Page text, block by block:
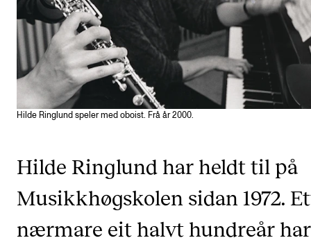
VERKTØY OG HJELP
IT og digitale tjenester
Canvas
Innkjøp og økonomi
UNDERVISNING OG STUDENTSTØTTE
Hilde Ringlund speler med oboist. Frå år 2000.
Hilde Ringlund har heldt til på
Musikkhøgskolen sidan 1972.
nærmare eit halvt hundreår